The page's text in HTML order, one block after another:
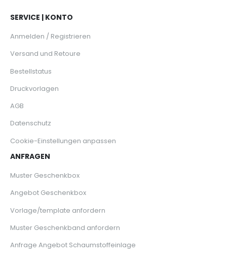
SERVICE | KONTO
Anmelden / Registrieren
Versand und Retoure
Bestellstatus
Druckvorlagen
AGB
Datenschutz
Cookie-Einstellungen anpassen
ANFRAGEN
Muster Geschenkbox
Angebot Geschenkbox
Vorlage/template anfordern
Muster Geschenkband anfordern
Anfrage Angebot Schaumstoffeinlage